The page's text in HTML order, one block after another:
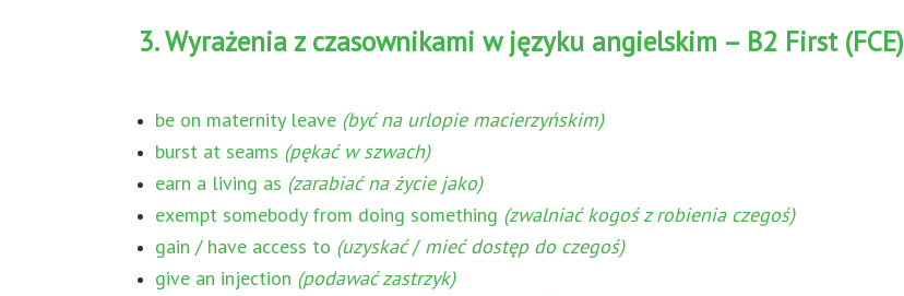
3. Wyrażenia z czasownikami w języku angielskim – B2 First (FCE)
be on maternity leave (być na urlopie macierzyńskim)
burst at seams (pękać w szwach)
earn a living as (zarabiać na życie jako)
exempt somebody from doing something (zwalniać kogoś z robienia czegoś)
gain / have access to (uzyskać/mieć dostęp do czegoś)
give an injection (podawać zastrzyk)